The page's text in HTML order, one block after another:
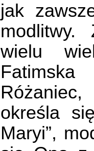
jak
modlitwy.
wielu
określa
Maryi”,